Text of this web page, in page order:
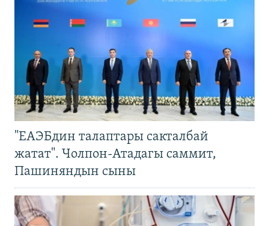
"ЕАЭБдин талаптары сакталбай
жатат". Чолпон-Атадагы саммит,
Пашиняндын сыны